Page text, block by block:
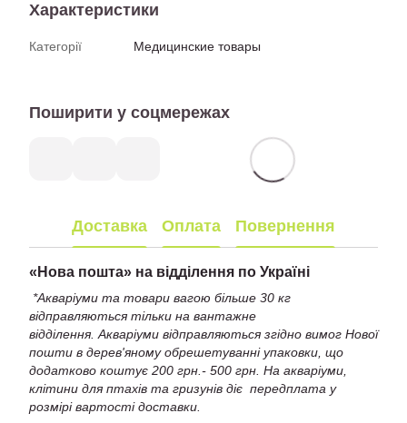
Характеристики
Категорії Медицинские товары
Поширити у соцмережах
Доставка Оплата Повернення
« Нова пошта» на відділення по Україні
*Акваріуми та товари вагою більше 30 кг
відправляються тільки на вантажне
відділення. Акваріуми відправляються згідно вимог Нової
пошти в дерев'яному обрешетуванні упаковки, що
додатково коштує 200 грн.- 500 грн. На акваріуми,
клітини для птахів та гризунів діє передплата у
розмірі вартості доставки.